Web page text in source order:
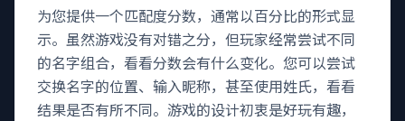
为您提供一个匹配度分数，通常以百分比的形式显
示。虽然游戏没有对错之分，但玩家经常尝试不同
的名字组合，看看分数会有什么变化。您可以尝试
交换名字的位置、输入昵称，甚至使用姓氏，看看
结果是否有所不同。游戏的设计初衷是好玩有趣，